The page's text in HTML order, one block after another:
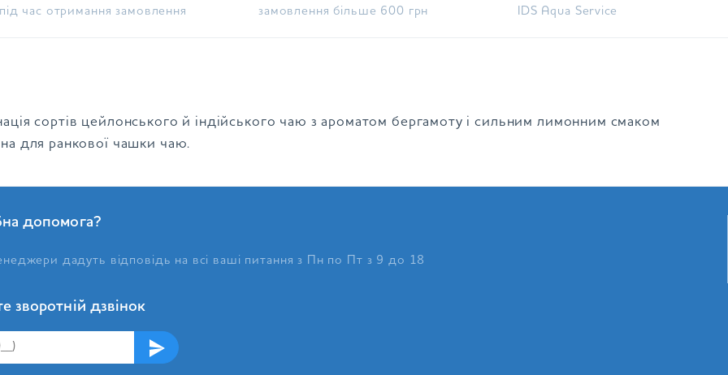
під час отримання замовлення
замовлення більше 600 грн
IDS Aqua Service
сортів цейлонського й індійського чаю з ароматом бергамоту і сильним лимонним смаком
для ранкової чашки чаю.
допомога?
дадуть відповідь на всі ваші питання з Пн по Пт з 9 до 18
зворотній дзвінок